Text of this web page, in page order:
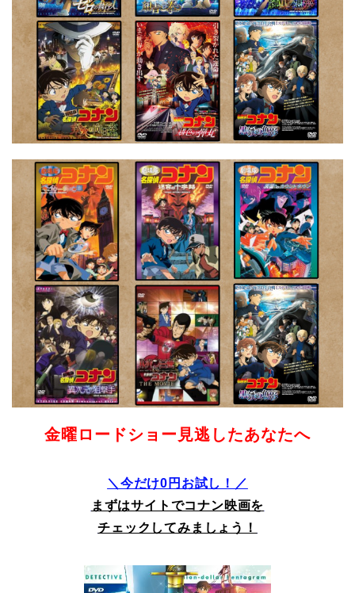
金曜ロードショー見逃したあなたへ
＼今だけ0円お試し！／
まずはサイトでコナン映画を
チェックしてみましょう！